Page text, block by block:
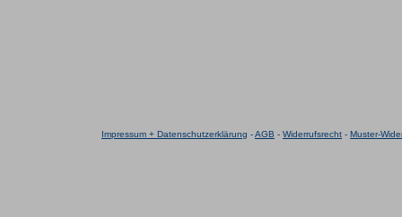
Impressum + Datenschutzerklärung -AGB - Widerrufsrecht - Muster-